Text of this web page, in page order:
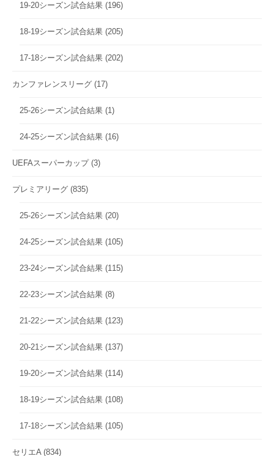
19-20シーズン試合結果 (196)
18-19シーズン試合結果 (205)
17-18シーズン試合結果 (202)
カンファレンスリーグ (17)
25-26シーズン試合結果 (1)
24-25シーズン試合結果 (16)
UEFAスーパーカップ(3)
プレミアリーグ (835)
25-26シーズン試合結果 (20)
24-25シーズン試合結果 (105)
23-24シーズン試合結果 (115)
22-23シーズン試合結果 (8)
21-22シーズン試合結果 (123)
20-21シーズン試合結果 (137)
19-20シーズン試合結果 (114)
18-19シーズン試合結果 (108)
17-18シーズン試合結果 (105)
セリエA(834)